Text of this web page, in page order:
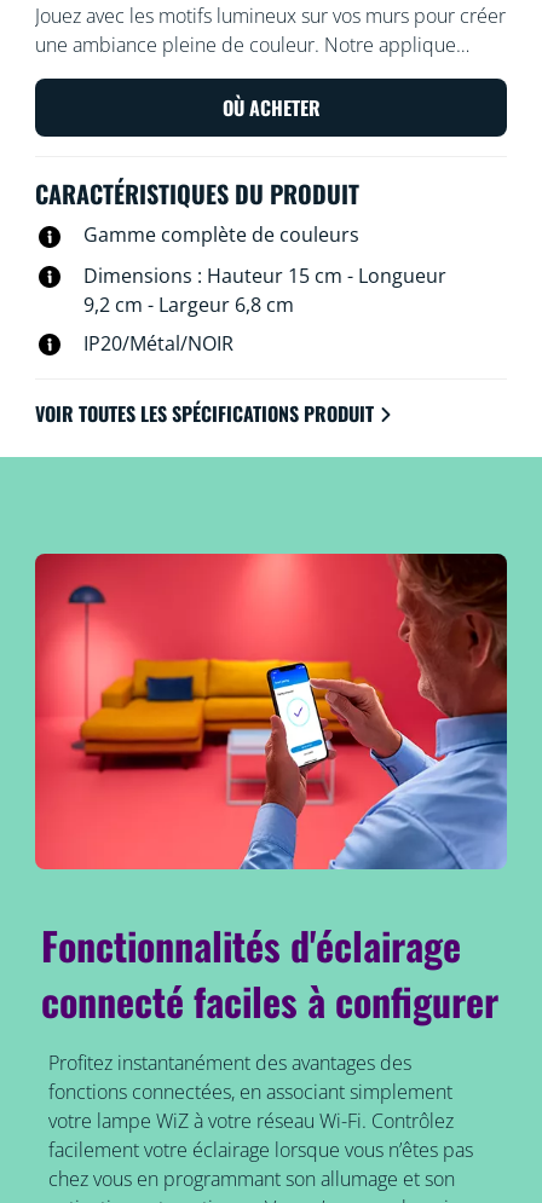
Jouez avec les motifs lumineux sur vos murs pour créer
une ambiance pleine de couleur. Notre applique
intérieure illumine les murs vers le haut et vers le bas,
créant des jeux de lumière, d'ombre et de couleur
originaux qui donnent du caractère à votre pièce.
OÙ ACHETER
CARACTÉRISTIQUES DU PRODUIT
Gamme complète de couleurs
Dimensions : Hauteur 15 cm - Longueur
9,2 cm - Largeur 6,8 cm
IP20/Métal/NOIR
VOIR TOUTES LES SPÉCIFICATIONS PRODUIT
Fonctionnalités d'éclairage
connecté faciles à configurer
Profitez instantanément des avantages des
fonctions connectées, en associant simplement
votre lampe WiZ à votre réseau Wi-Fi. Contrôlez
facilement votre éclairage lorsque vous n’êtes pas
chez vous en programmant son allumage et son